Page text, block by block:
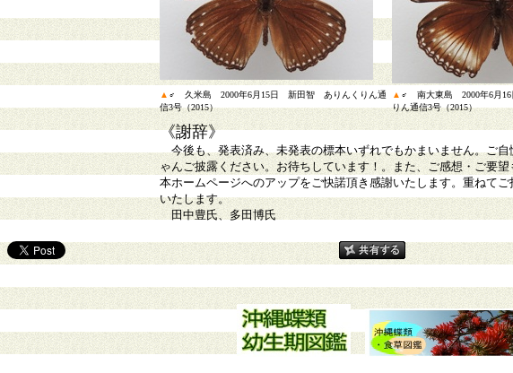
▲ ♂ 久米島 2000年6月15日 新田智 ありんくりん通
信3号（2015）
▲ ♂ 南大東島 2000年6月
りん通信3号（2015）
《謝辞》
今後も、発表済み、未発表の標本いずれでもかまいません。ご
ゃんご披露ください。お待ちしています！。また、ご感想・ご要望
本ホームページへのアップをご快諾頂き感謝いたします。重ねて
いたします。
田中豊氏、多田博氏